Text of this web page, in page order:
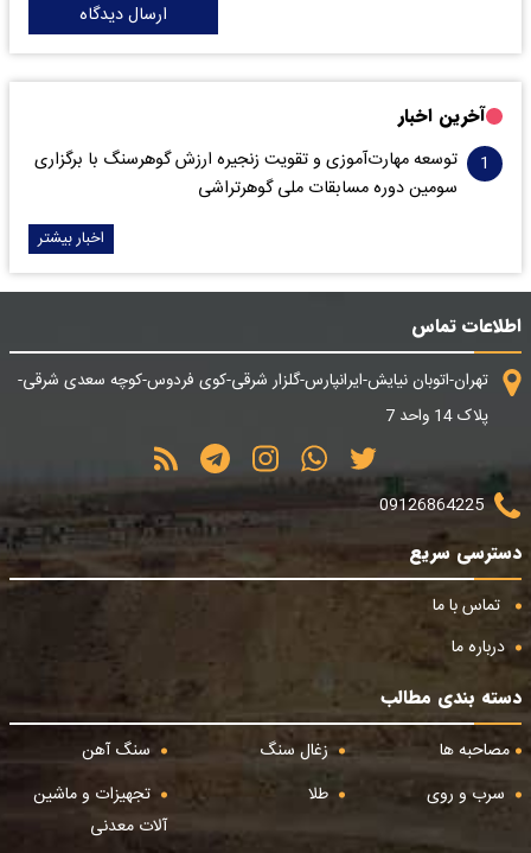
ارسال دیدگاه
آخرین اخبار
توسعه مهارت‌آموزی و تقویت زنجیره ارزش گوهرسنگ با برگزاری
سومین دوره مسابقات ملی گوهرتراشی
اخبار بیشتر
اطلاعات تماس
تهران-اتوبان نیایش-ایرانپارس-گلزار شرقی-کوی فردوس-کوچه سعدی شرقی-
پلاک 14 واحد 7
09126864225
دسترسی سریع
تماس با ما
درباره ما
دسته بندی مطالب
مصاحبه ها
زغال سنگ
سنگ آهن
سرب و روی
طلا
تجهیزات و ماشین
آلات معدنی